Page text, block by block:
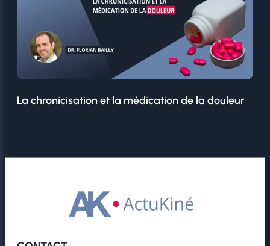
La chronicisation et la médication de la douleur